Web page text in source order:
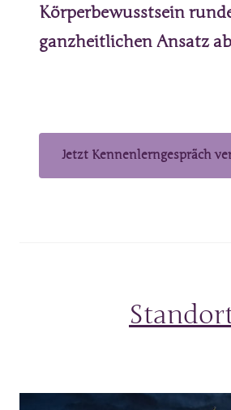
Körperbewusstsein
ganzheitlichen Ansatz
Jetzt Kennenlerngespräch